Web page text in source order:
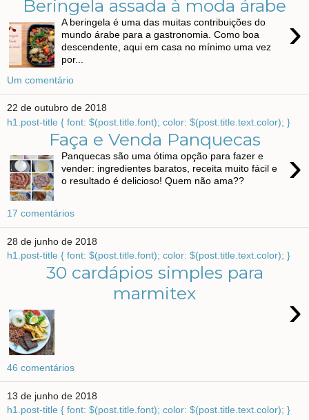
Beringela assada à moda árabe
›
A beringela é uma das muitas contribuições do
mundo árabe para a gastronomia. Como boa
descendente, aqui em casa no mínimo uma vez
por...
Um comentário
22 de outubro de 2018
h1.post-title { font: $(post.title.font); color: $(post.title.text.color); }
Faça e Venda Panquecas
›
Panquecas são uma ótima opção para fazer e
vender: ingredientes baratos, receita muito fácil e
o resultado é delicioso! Quem não ama??
17 comentários
28 de junho de 2018
h1.post-title { font: $(post.title.font); color: $(post.title.text.color); }
30 cardápios simples para
marmitex
›
46 comentários
13 de junho de 2018
h1.post-title { font: $(post.title.font); color: $(post.title.text.color); }